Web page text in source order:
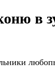
в